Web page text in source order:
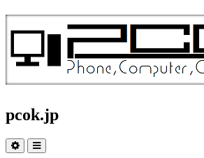
pcok.jp